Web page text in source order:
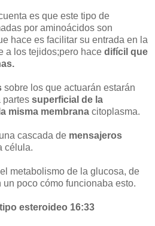
es que este tipo de
por aminoácidos son
hace es facilitar su entrada en la
a los tejidos;pero hace difícil que
sobre los que actuarán estarán
partes superficial de la
misma membrana citoplasma.
cascada de mensajeros
célula.
metabolismo de la glucosa, de
poco cómo funcionaba esto.
esteroideo 16:33